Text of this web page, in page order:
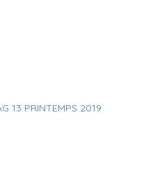
13 PRINTEMPS 2019